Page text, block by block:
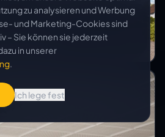
zu analysieren und Werbung
und Marketing-Cookies sind
– Sie können sie jederzeit
in unserer
.
Ich lege fest